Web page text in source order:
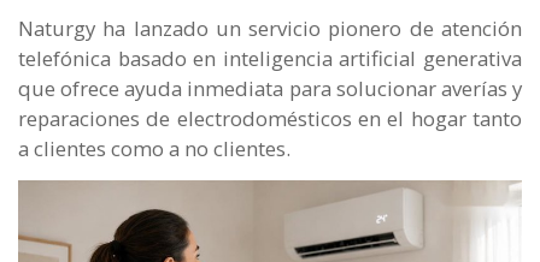
Naturgy ha lanzado un servicio pionero de atención
telefónica basado en inteligencia artificial generativa
que ofrece ayuda inmediata para solucionar averías y
reparaciones de electrodomésticos en el hogar tanto
a clientes como a no clientes.